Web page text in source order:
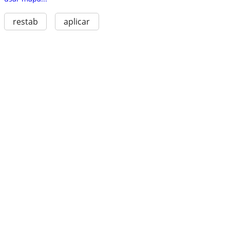
restab aplicar